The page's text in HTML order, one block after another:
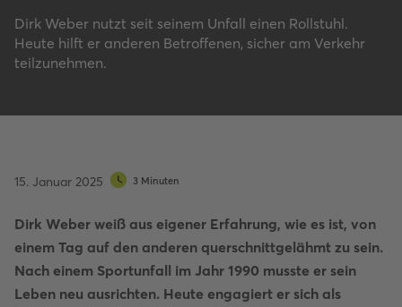
Dirk Weber nutzt seit seinem Unfall einen Rollstuhl.
Heute hilft er anderen Betroffenen, sicher am Verkehr
teilzunehmen.
15. Januar 2025 3 Minuten
Dirk Weber weiß aus eigener Erfahrung, wie es ist, von
einem Tag auf den anderen querschnittgelähmt zu sein.
Nach einem Sportunfall im Jahr 1990 musste er sein
Leben neu ausrichten. Heute engagiert er sich als